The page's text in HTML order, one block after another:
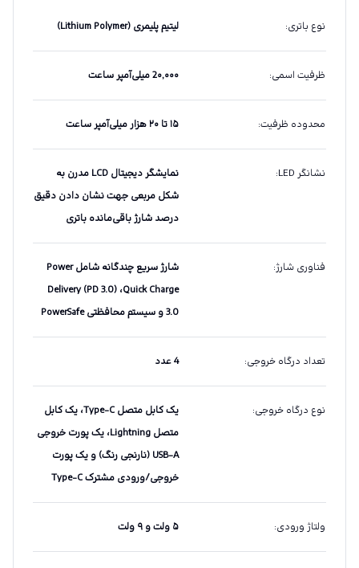
نوع باتری: لیتیم پلیمری (Lithium Polymer)
ظرفیت اسمی: 2۰,۰۰۰ میلی‌آمپر ساعت
محدوده ظرفیت: ۱۵ تا ۲۰ هزار میلی‌آمپر ساعت
نشانگر LED :
نمایشگر دیجیتال LCD مدرن به
شکل مربعی جهت نشان دادن دقیق
درصد شارژ باقی‌مانده باتری
فناوری شارژ:
شارژ سریع چندگانه شامل Power
Delivery (PD 3.0) ،Quick Charge
3.0 و سیستم محافظتی PowerSafe
تعداد درگاه خروجی: 4 عدد
نوع درگاه خروجی:
یک کابل متصل Type-C، یک کابل
متصل Lightning، یک پورت خروجی
USB-A (نارنجی رنگ) و یک پورت
خروجی/ورودی مشترک Type-C
ولتاژ ورودی: ۵ ولت و ۹ ولت